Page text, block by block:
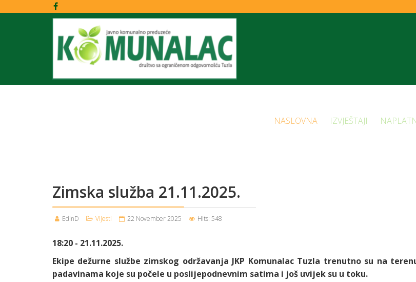
NASLOVNA IZVJEŠTAJI
Zimska služba 21.11.2025.
EdinD Vijesti 22 November 2025 Hits: 548
18:20 - 21.11.2025.
Ekipe dežurne službe zimskog održavanja JKP Komunalac Tuzla trenutno su na
padavinama koje su počele u poslijepodnevnim satima i još uvijek su u toku.